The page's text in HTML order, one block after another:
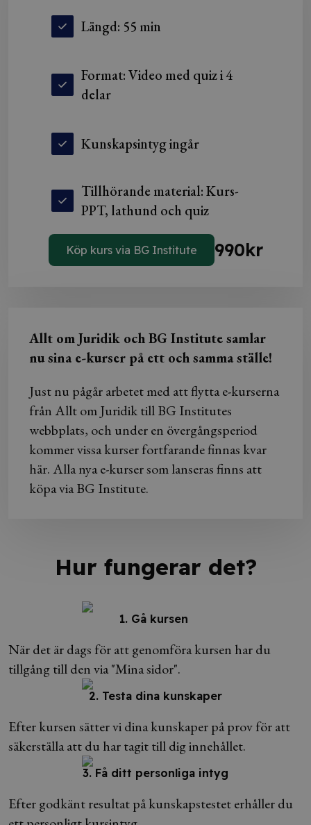
Längd: 55 min
Format: Video med quiz i 4
delar
Kunskapsintyg ingår
Tillhörande material: Kurs-
PPT, lathund och quiz
Köp kurs via BG Institute 990kr
Allt om Juridik och BG Institute samlar
nu sina e-kurser på ett och samma ställe!
Just nu pågår arbetet med att flytta e-kurserna
från Allt om Juridik till BG Institutes
webbplats, och under en övergångsperiod
kommer vissa kurser fortfarande finnas kvar
här. Alla nya e-kurser som lanseras finns att
köpa via BG Institute.
Hur fungerar det?
1. Gå kursen
När det är dags för att genomföra kursen har du
tillgång till den via "Mina sidor".
2. Testa dina kunskaper
Efter kursen sätter vi dina kunskaper på prov för att
säkerställa att du har tagit till dig innehållet.
3. Få ditt personliga intyg
Efter godkänt resultat på kunskapstestet erhåller du